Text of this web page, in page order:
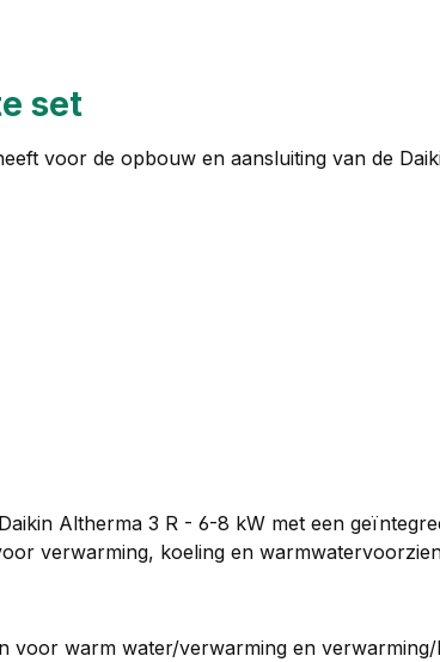
set
voor de opbouw en aansluiting van de
Altherma 3 R - 6-8 kW met een
verwarming, koeling en
voor warm water/verwarming en